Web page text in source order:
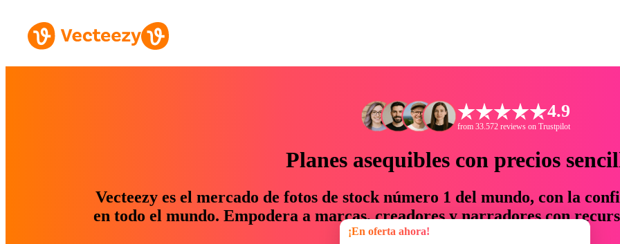
4.9
from 33.572 reviews on Trustpilot
Planes asequibles con precios
Vecteezy es el mercado de fotos de stock número 1 del mundo, con la
en todo el mundo. Empodera a marcas, creadores y narradores con
un 76 % en tiempo y presupuesto.
¡En oferta ahora!